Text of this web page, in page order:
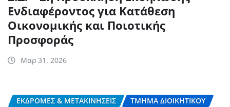
Ενδιαφέροντος για Κατάθεση
Οικονομικής και Ποιοτικής
Προσφοράς
Μαρ 31, 2026
ΕΚΔΡΟΜΈΣ & ΜΕΤΑΚΙΝΉΣΕΙΣ ΤΜΉΜΑ ΔΙΟΙΚΗΤΙΚΟΎ